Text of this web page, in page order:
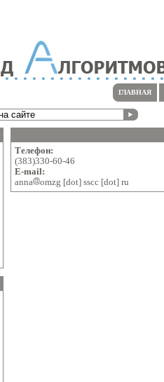
ГЛАВНАЯ
Телефон:
(383)330-60-46
E-mail:
anna
omzg [dot] sscc [dot] ru